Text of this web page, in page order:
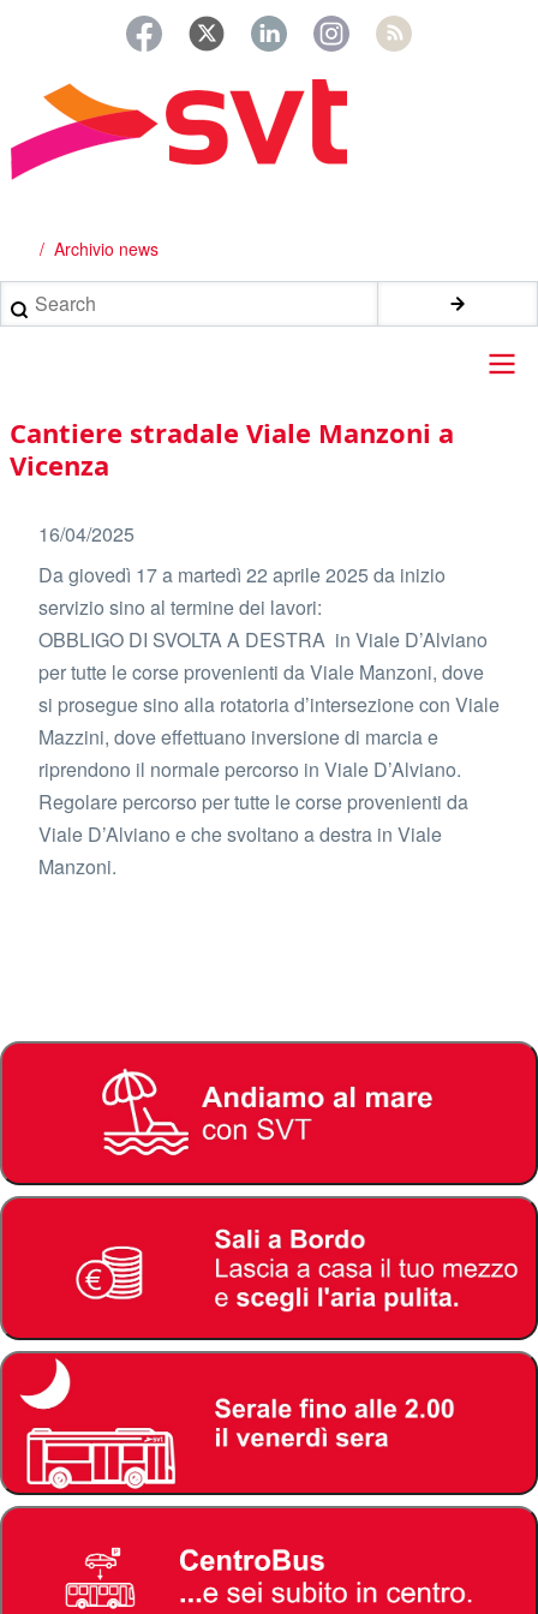
principale
Briciole
di
pane
Archivio news
Search
Main
navigation
Cantiere stradale Viale Manzoni a
Vicenza
16/04/2025
Da giovedì 17 a martedì 22 aprile 2025 da inizio
servizio sino al termine dei lavori:
OBBLIGO DI SVOLTA A DESTRA in Viale D’Alviano
per tutte le corse provenienti da Viale Manzoni, dove
si prosegue sino alla rotatoria d’intersezione con Viale
Mazzini, dove effettuano inversione di marcia e
riprendono il normale percorso in Viale D’Alviano.
Regolare percorso per tutte le corse provenienti da
Viale D’Alviano e che svoltano a destra in Viale
Manzoni.